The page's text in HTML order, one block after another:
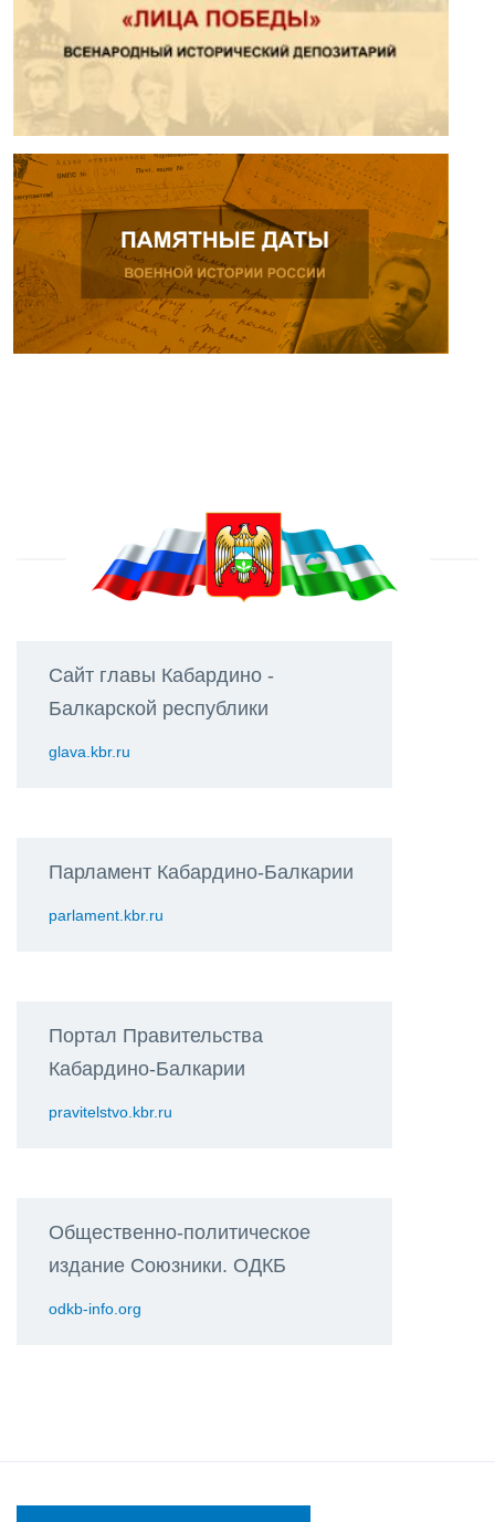
Сайт главы Кабардино -
Балкарской республики
glava.kbr.ru
Парламент Кабардино-Балкарии
parlament.kbr.ru
Портал Правительства
Кабардино-Балкарии
pravitelstvo.kbr.ru
Общественно-политическое
издание Союзники. ОДКБ
odkb-info.org